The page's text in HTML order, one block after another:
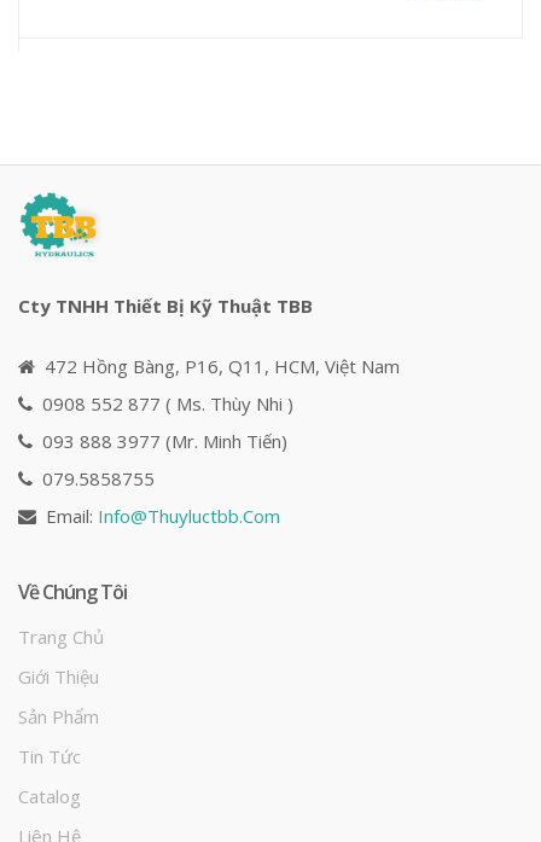
Cty TNHH Thiết Bị Kỹ Thuật TBB
472 Hồng Bàng, P16, Q11, HCM, Việt Nam
0908 552 877 ( Ms. Thùy Nhi )
093 888 3977 (Mr. Minh Tiến)
079.5858755
Email: Info@Thuyluctbb.com
Về Chúng Tôi
Trang Chủ
Giới Thiệu
Sản Phẩm
Tin Tức
Catalog
Liên Hệ